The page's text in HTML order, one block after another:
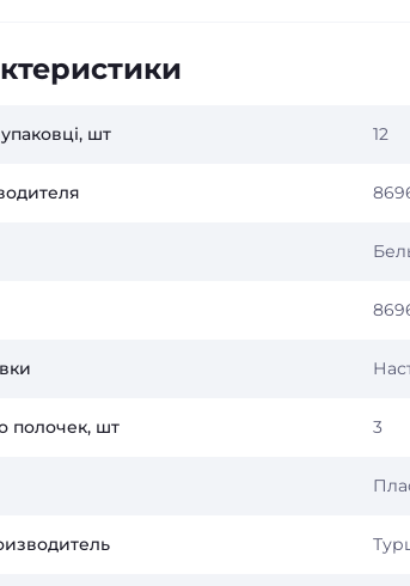
упаковці, шт 12
полочек, шт 3